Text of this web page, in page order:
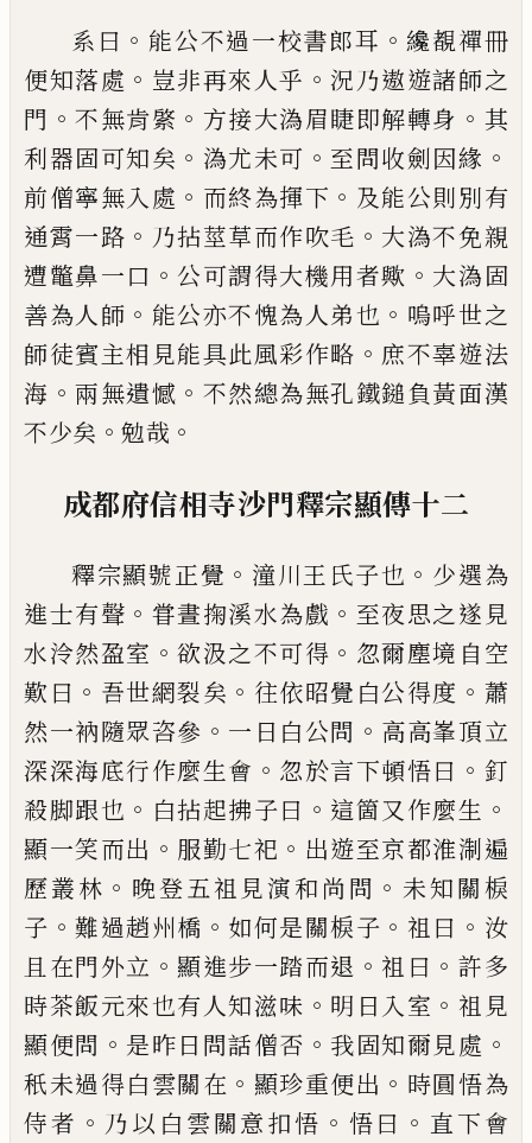
系曰 。 能公不過一校書郎耳 。 纔覩禪冊
便知落處 。 豈非再來人乎 。況乃遨遊諸師之
門 。不無肯綮 。 方接大溈眉睫即解轉身 。 其
利器固可知矣 。 溈尤未可 。 至問收劍因緣 。
前僧寧無入處 。 而終為揮下 。 及能公則別有
通霄一路 。 乃拈莖草而作吹毛 。 大溈不免親
遭鼈鼻一口 。公可謂得大機用者歟 。 大溈固
善為人師 。 能公亦不愧為人弟也 。 嗚呼世之
師徒賓主相見能具此風彩作略 。 庶不辜遊法
海 。兩無遺憾 。 不然總為無孔鐵鎚負黃面漢
不少矣 。 勉哉 。
成都府信相寺沙門釋宗顯傳十二
釋宗顯號正覺 。 潼川王氏子也 。 少選為
進士有聲 。 甞晝掬溪水為戲 。 至夜思之遂 見
水泠然盈室 。欲汲之不可得 。 忽爾塵境 自空
歎曰 。 吾世網裂矣 。 往依昭覺白公得度 。 蕭
然一衲隨眾咨參 。 一日白公問 。 高高峯頂立
深深海底行作麼生會 。 忽於言下頓悟曰 。 釘
殺脚跟也 。 白拈起拂子曰 。 這箇又作麼生 。
顯一笑而出 。 服勤七祀 。 出遊至京都淮淛遍
歷叢林 。 晚登五祖見演和尚問 。 未知關棙
子 。難過趙州橋 。 如何是關棙子 。 祖曰 。 汝
且在門外立 。 顯進步一踏而退 。 祖曰 。 許多
時茶飯元來也有人知滋味 。 明日入室 。 祖見
顯便問 。 是昨日問話僧否 。 我固知爾見處 。
秖未過得白雲關在 。 顯珍重便出 。 時圓悟為
侍者 。 乃以白雲關意扣悟 。 悟曰 。 直下會